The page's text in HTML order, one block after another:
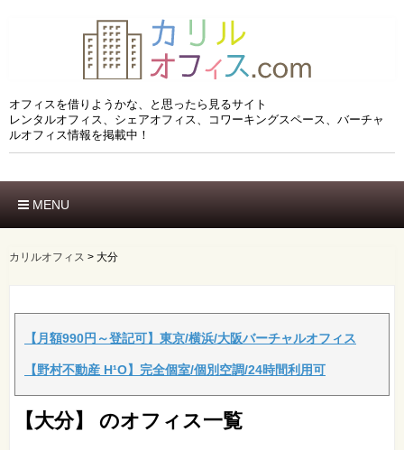
オフィスを借りようかな、と思ったら見るサイト
レンタルオフィス、シェアオフィス、コワーキングスペース、バーチャ
ルオフィス情報を掲載中！
MENU
特徴でさがす
カリルオフィス > 大分
【月額990円～登記可】東京/横浜/大阪バーチャルオフィス
【野村不動産 H¹O】完全個室/個別空調/24時間利用可
【大分】 のオフィス一覧